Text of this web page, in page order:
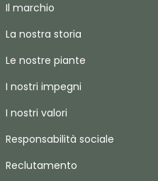
Il marchio
La nostra storia
Le nostre piante
I nostri impegni
I nostri valori
Responsabilità sociale
Reclutamento